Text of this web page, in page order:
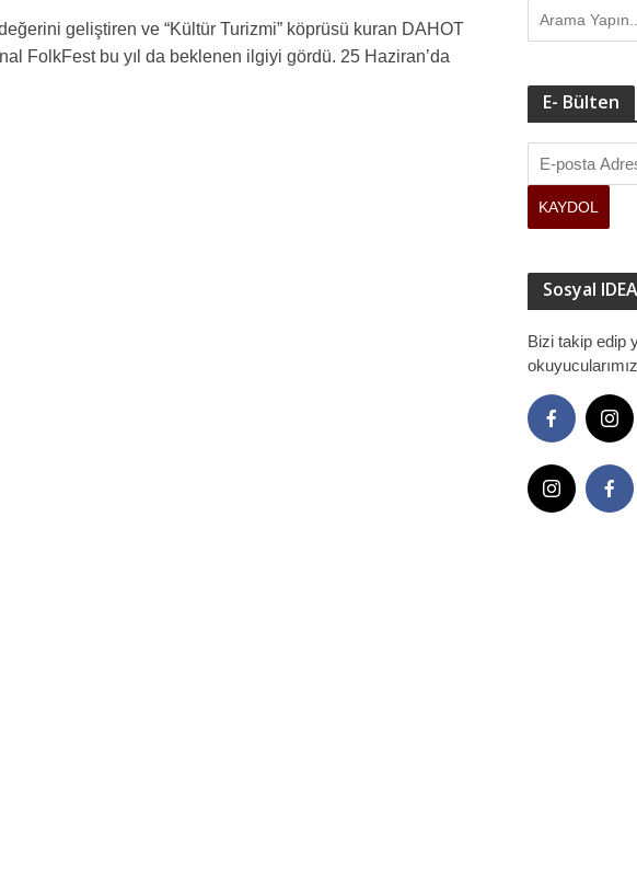
geliştiren ve “Kültür Turizmi” köprüsü kuran DAHOT
FolkFest bu yıl da beklenen ilgiyi gördü. 25 Haziran’da
E- Bülten
Sosyal IDEA
Bizi takip edip